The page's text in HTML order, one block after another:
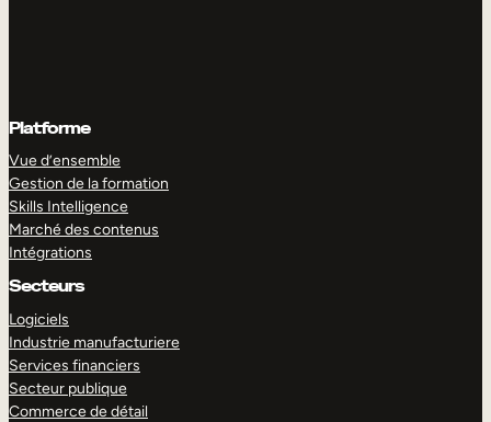
Platforme
Vue d’ensemble
Gestion de la formation
Skills Intelligence
Marché des contenus
Intégrations
Secteurs
Logiciels
Industrie manufacturiere
Services financiers
Secteur publique
Commerce de détail